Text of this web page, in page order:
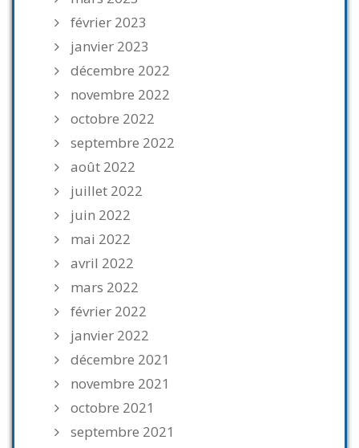
février 2023
janvier 2023
décembre 2022
novembre 2022
octobre 2022
septembre 2022
août 2022
juillet 2022
juin 2022
mai 2022
avril 2022
mars 2022
février 2022
janvier 2022
décembre 2021
novembre 2021
octobre 2021
septembre 2021